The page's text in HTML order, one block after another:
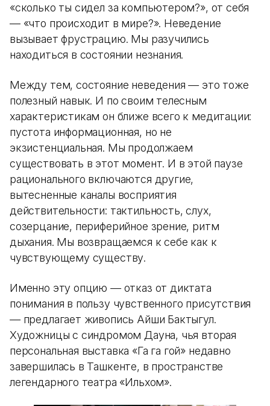
«сколько ты сидел за компьютером?», от себя
— «что происходит в мире?». Неведение
вызывает фрустрацию. Мы разучились
находиться в состоянии незнания.
Между тем, состояние неведения— это тоже
полезный навык. И по своим телесным
характеристикам он ближе всего к медитации:
пустота информационная, но не
экзистенциальная. Мы продолжаем
существовать в этот момент. И в этой паузе
рационального включаются другие,
вытесненные каналы восприятия
действительности: тактильность, слух,
созерцание, периферийное зрение, ритм
дыхания. Мы возвращаемся к себе как к
чувствующему существу.
Именно эту опцию —отказ от диктата
понимания в пользу чувственного присутствия
— предлагает живопись Айши Бактыгул.
Художницы с синдромом Дауна, чья вторая
персональная выставка «Га га гой» недавно
завершилась в Ташкенте, в пространстве
легендарного театра «Ильхом».